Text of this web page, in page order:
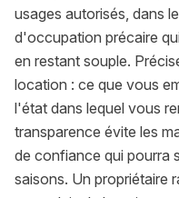
usages autorisés, dans
d'occupation précaire
en restant souple.
location : ce que vous
l'état dans lequel vous
transparence évite les
de confiance qui pourra
saisons. Un propriétaire